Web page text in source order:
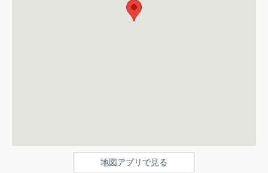
地図アプリで見る